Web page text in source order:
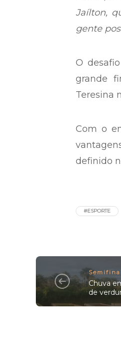
Jaílton,
gente
O
grande
Teresina
Com o
definido
#ESPORTE
Chuva
de